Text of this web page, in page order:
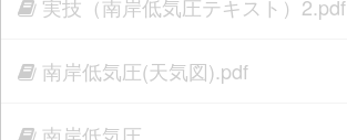
実技（南岸低気圧テキスト）2.pdf
南岸低気圧(天気図).pdf